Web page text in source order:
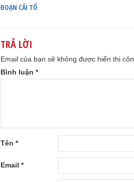
ĐOẠN CẢI TỔ
TRẢ LỜI
Email của bạn sẽ không được hiển thị
Bình luận *
Tên *
Email *